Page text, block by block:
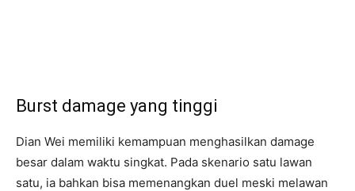
Burst damage yang tinggi
Dian Wei memiliki kemampuan menghasilkan damage
besar dalam waktu singkat. Pada skenario satu lawan
satu, ia bahkan bisa memenangkan duel meski melawan